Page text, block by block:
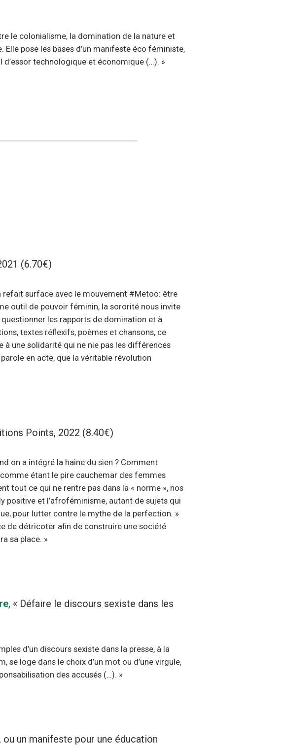
le colonialisme, la domination de la nature et
pose les bases d’un manifeste éco féministe,
technologique et économique (…). »
(6.70€)
surface avec le mouvement #Metoo: être
outil de pouvoir féminin, la sororité nous invite
les rapports de domination et à
textes réflexifs, poèmes et chansons, ce
à une solidarité qui ne nie pas les différences
en acte, que la véritable révolution
Points, 2022 (8.40€)
on a intégré la haine du sien ? Comment
étant le pire cauchemar des femmes
tout ce qui ne rentre pas dans la « norme », nos
positive et l’afroféminisme, autant de sujets qui
pour lutter contre le mythe de la perfection. »
de détricoter afin de construire une société
sa place. »
, « Défaire le discours sexiste dans les
d’un discours sexiste dans la presse, à la
se loge dans le choix d’un mot ou d’une virgule,
des accusés (…). »
ou un manifeste pour une éducation